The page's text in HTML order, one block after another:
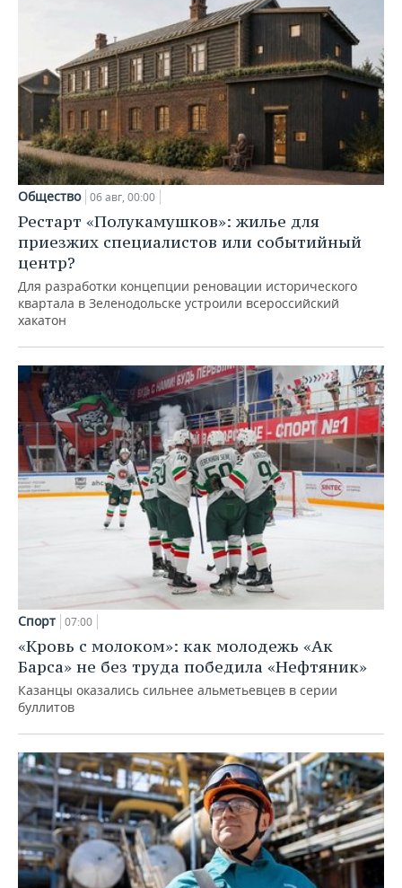
Общество 06 авг, 00:00
Рестарт «Полукамушков»: жилье для
приезжих специалистов или событийный
центр?
Для разработки концепции реновации исторического
квартала в Зеленодольске устроили всероссийский
хакатон
Спорт 07:00
«Кровь с молоком»: как молодежь «Ак
Барса» не без труда победила «Нефтяник»
Казанцы оказались сильнее альметьевцев в серии
буллитов